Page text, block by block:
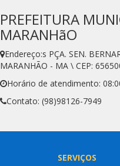
PREFEITURA
MARANHãO
Endereço:s PÇA. SEN.
MARANHÃO - MA \ CEP:
Horário de atendimento:
Contato: (98)98126-7949
SERVIÇOS